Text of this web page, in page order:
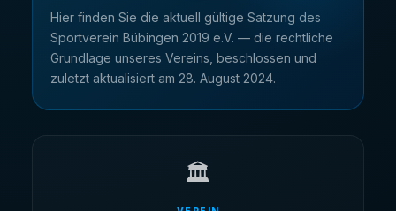
Hier finden Sie die aktuell gültige Satzung des
Sportverein Bübingen 2019 e.V. — die rechtliche
Grundlage unseres Vereins, beschlossen und
zuletzt aktualisiert am 28. August 2024.
🏛️